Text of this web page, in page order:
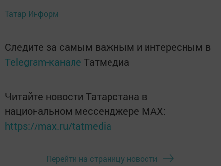
Татар Информ
Следите за самым важным и интересным в
Telegram-канале Татмедиа
Читайте новости Татарстана в
национальном мессенджере MАХ:
https://max.ru/tatmedia
Перейти на страницу новости